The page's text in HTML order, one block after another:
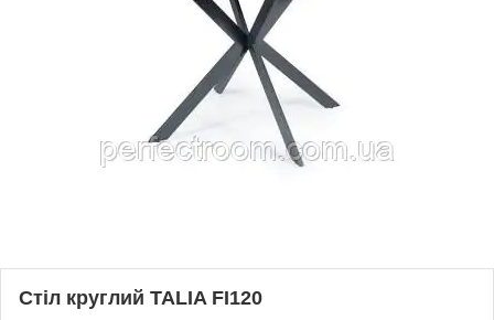
Стіл круглий TALIA FI120